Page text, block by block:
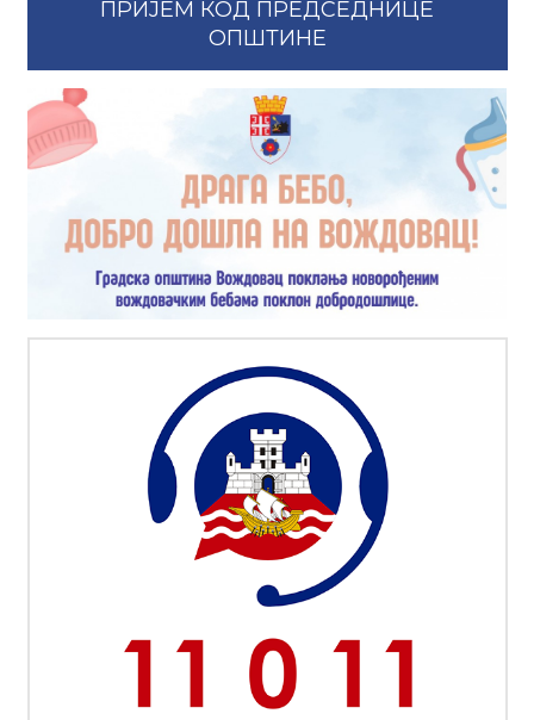
ПРИЈЕМ КОД ПРЕДСЕДНИЦЕ
ОПШТИНЕ